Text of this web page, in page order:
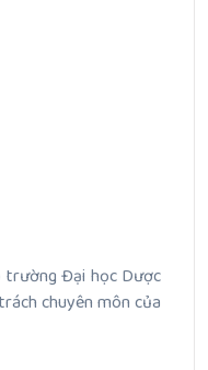
trường Đại học Dược
chuyên môn của